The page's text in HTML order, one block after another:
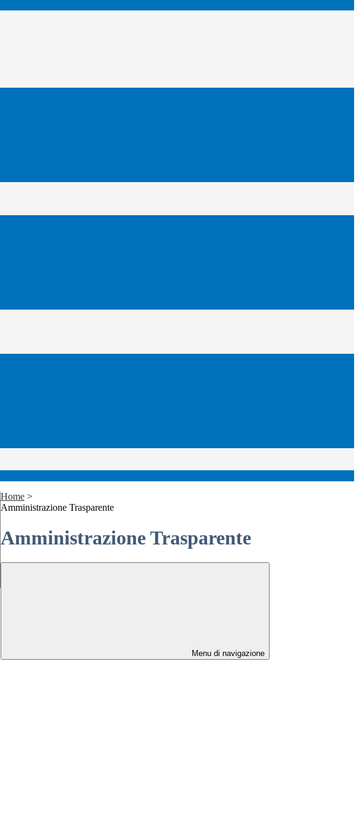
Home >
Amministrazione Trasparente
Amministrazione Trasparente
Menu di navigazione